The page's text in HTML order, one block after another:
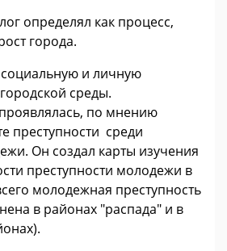
определял как процесс,
города.
и личную
среды.
по мнению
преступности среди
Он создал карты изучения
преступности молодежи в
молодежная преступность
в районах "распада" и в